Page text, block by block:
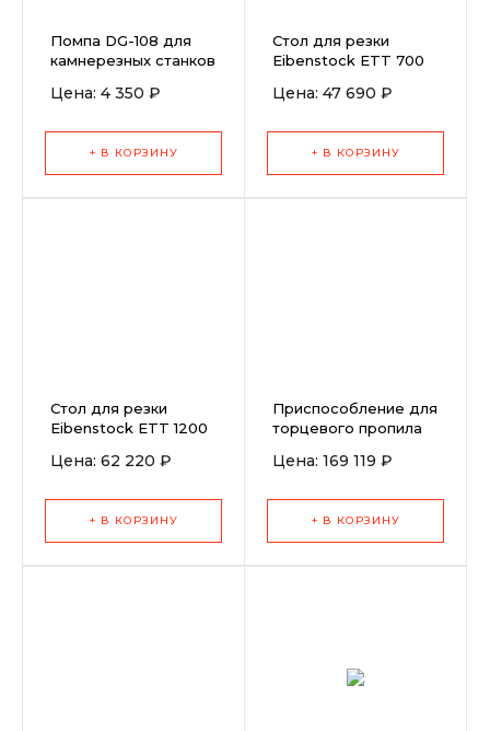
Помпа DG-108 для
камнерезных станков
ST400-900N
Цена: 4 350 ₽
+ В КОРЗИНУ
Стол для резки
Eibenstock ETT 700
Цена: 47 690 ₽
+ В КОРЗИНУ
Стол для резки
Eibenstock ETT 1200
Цена: 62 220 ₽
+ В КОРЗИНУ
Приспособление для
торцевого пропила
ANR 130-200 3F
Цена: 169 119 ₽
+ В КОРЗИНУ